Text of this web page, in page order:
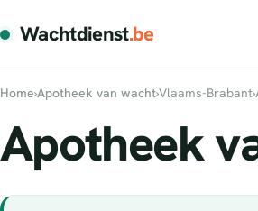
Wachtdienst.be
Home›Apotheek van wacht›Vlaams-Brabant›
Apotheek